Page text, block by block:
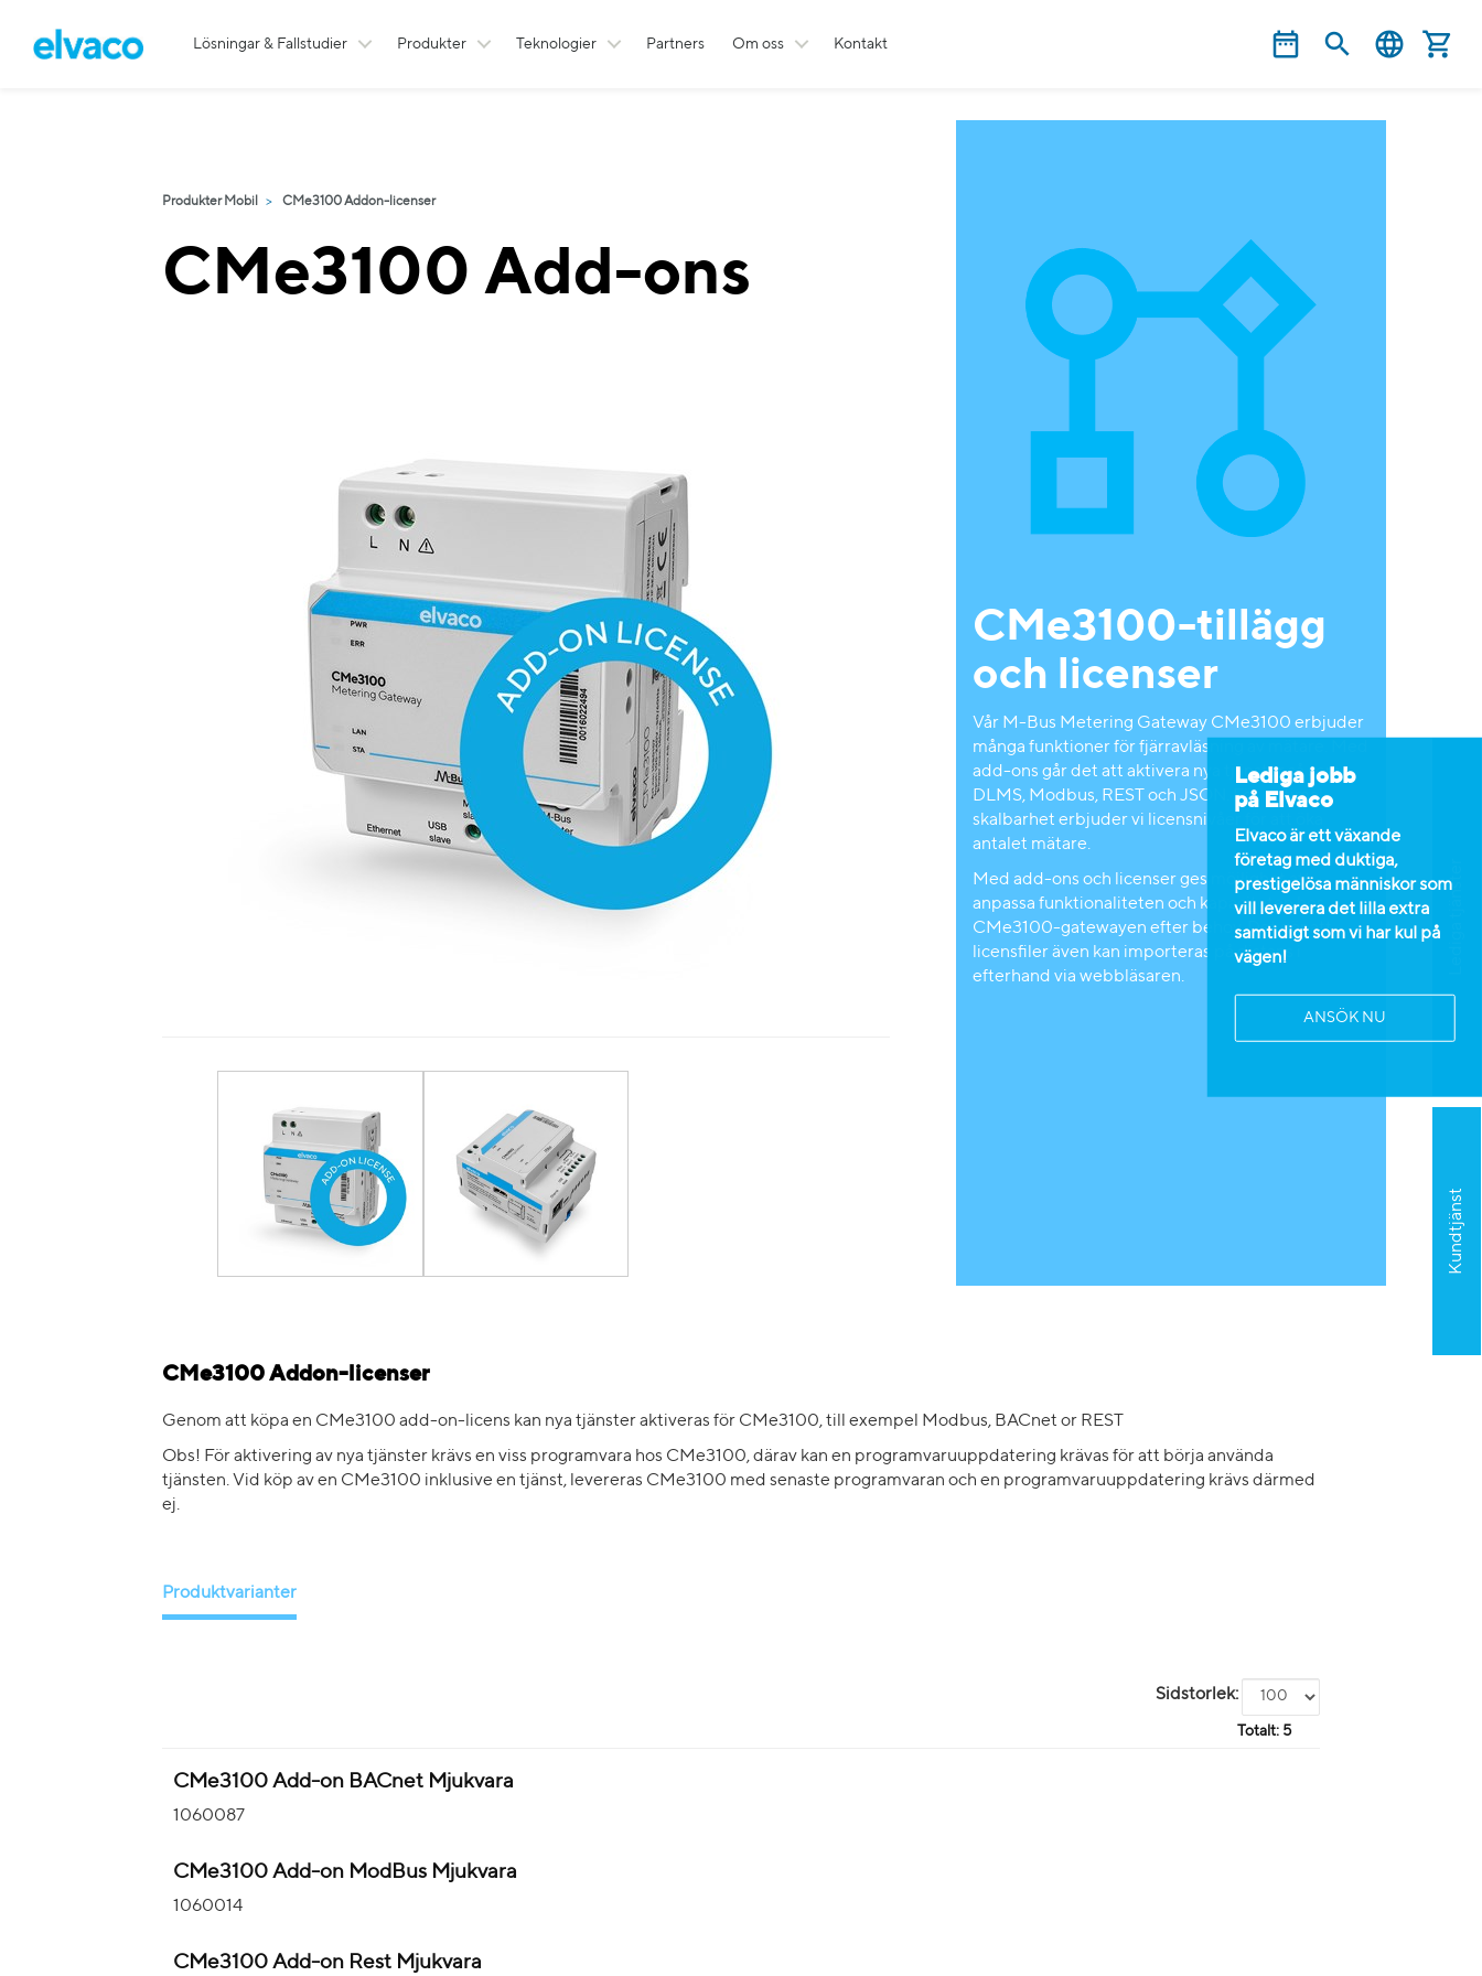
Lösningar & Fallstudier Produkter Teknologier Partners Om oss Kontakt
Kundtjänst
Lediga tjänster
Lediga jobb
på Elvaco
Elvaco är ett växande
företag med duktiga,
prestigelösa människor som
vill leverera det lilla extra
samtidigt som vi har kul på
vägen!
ANSÖK NU
Produkter Mobil CMe3100 Addon-licenser
CMe3100 Add-ons
CMe3100-tillägg
och licenser
Vår M-Bus Metering Gateway CMe3100 erbjuder
många funktioner för fjärravläsning av mätare. Med
add-ons går det att aktivera nya tjänster så som
DLMS, Modbus, REST och JSON. För optimal
skalbarhet erbjuder vi licensnivåer för att öka
antalet mätare.
Med add-ons och licenser ges möjlighet att
anpassa funktionaliteten och kapaciteten hos
CMe3100-gatewayen efter behov. Det gör att
licensfiler även kan importeras på distans i
efterhand via webbläsaren.
CMe3100 Addon-licenser
Genom att köpa en CMe3100 add-on-licens kan nya tjänster aktiveras för CMe3100, till exempel Modbus, BACnet or REST
Obs! För aktivering av nya tjänster krävs en viss programvara hos CMe3100, därav kan en programvaruuppdatering krävas för att börja använda
tjänsten. Vid köp av en CMe3100 inklusive en tjänst, levereras CMe3100 med senaste programvaran och en programvaruuppdatering krävs därmed
ej.
Produktvarianter
Sidstorlek:
Totalt: 5
CMe3100 Add-on BACnet Mjukvara
1060087
CMe3100 Add-on ModBus Mjukvara
1060014
CMe3100 Add-on Rest Mjukvara